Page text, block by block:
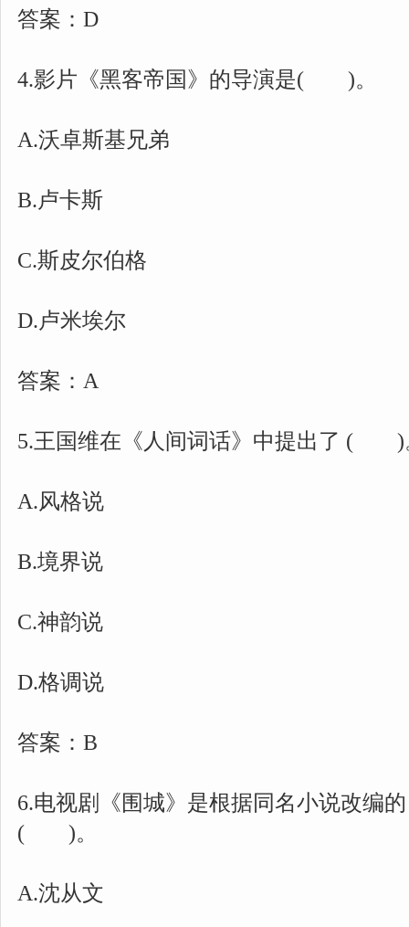
答案：D
4.影片《黑客帝国》的导演是( )。
A.沃卓斯基兄弟
B.卢卡斯
C.斯皮尔伯格
D.卢米埃尔
答案：A
5.王国维在《人间词话》中提出了 ( )
A.风格说
B.境界说
C.神韵说
D.格调说
答案：B
6.电视剧《围城》是根据同名小说改编
( )。
A.沈从文